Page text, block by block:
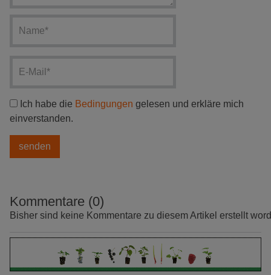
Ich habe die Bedingungen gelesen und erkläre mich
einverstanden.
Kommentare (0)
Bisher sind keine Kommentare zu diesem Artikel erstellt